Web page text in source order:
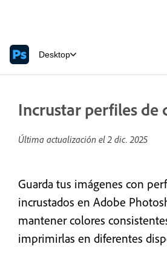
Desktop
Incrustar perfiles de
Última actualización el2 dic. 2025
Guarda tus imágenes con
incrustados en Adobe
mantener colores
imprimirlas en diferentes